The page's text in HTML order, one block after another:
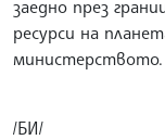
заедно през
ресурси на
министерството.
/БИ/